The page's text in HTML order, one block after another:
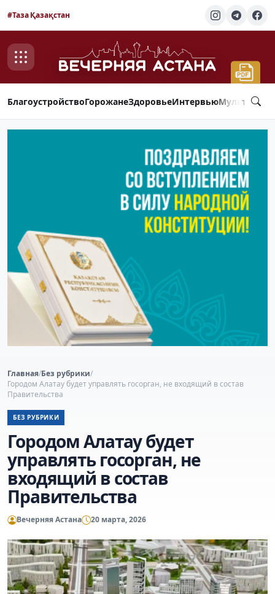
#Таза Қазақстан
БлагоустройствоГорожанеЗдоровьеИнтервью
Главная/Без рубрики/
Городом Алатау будет управлять госорган, не входящий в состав
Правительства
БЕЗ РУБРИКИ
Городом Алатау будет
управлять госорган, не
входящий в состав
Правительства
Вечерняя Астана 20 марта, 2026